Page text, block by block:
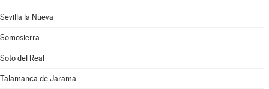
Sevilla la Nueva
Somosierra
Soto del Real
Talamanca de Jarama